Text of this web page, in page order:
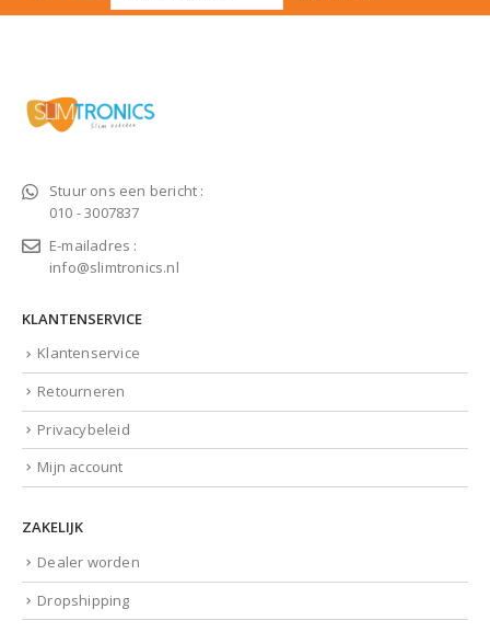
Stuur ons een bericht :
010 - 3007837
E-mailadres :
info@slimtronics.nl
KLANTENSERVICE
Klantenservice
Retourneren
Privacybeleid
Mijn account
ZAKELIJK
Dealer worden
Dropshipping